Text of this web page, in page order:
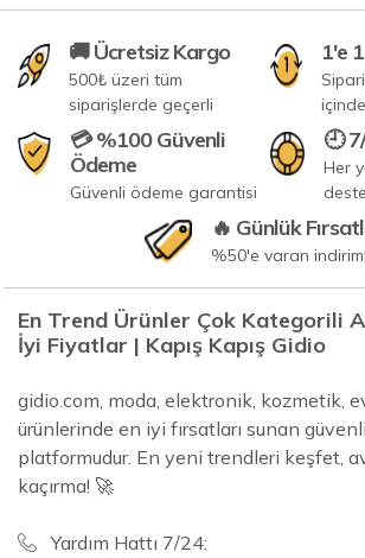
🚚 Ücretsiz Kargo
500₺ üzeri tüm
siparişlerde geçerli
1'e
💳 %100 Güvenli
Ödeme
Güvenli ödeme garantisi
🕘
Her
🔥 Günlük
%50'e varan
En Trend Ürünler Çok Kategorili
İyi Fiyatlar | Kapış Kapış Gidio
gidio.com, moda, elektronik, kozmetik,
ürünlerinde en iyi fırsatları sunan
platformudur. En yeni trendleri keşfet,
kaçırma! 🚀
Yardım Hattı 7/24: